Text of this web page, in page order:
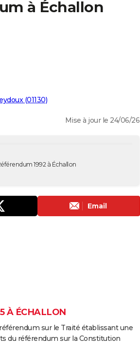
à Échallon
(01130)
Mise à jour le 24/06/26
1992 à Échallon
Email
À ÉCHALLON
sur le Traité établissant une
du référendum sur la Constitution